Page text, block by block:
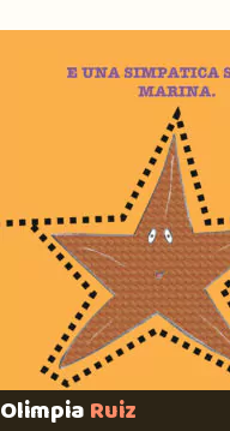
OlimpiaRuiz